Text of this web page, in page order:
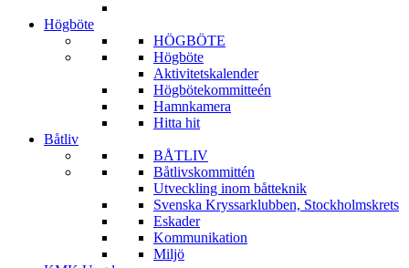
Högböte
HÖGBÖTE
Högböte
Aktivitetskalender
Högbötekommitteén
Hamnkamera
Hitta hit
Båtliv
BÅTLIV
Båtlivskommittén
Utveckling inom båtteknik
Svenska Kryssarklubben, Stockholmskrets
Eskader
Kommunikation
Miljö